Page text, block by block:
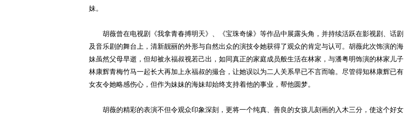
妹。
胡薇曾在电视剧《我拿青春搏明天》、《宝珠奇缘》等作品中展露头角，并持续活跃在影视剧、话剧
及音乐剧的舞台上，清新靓丽的外形与自然出众的演技令她获得了观众的肯定与认可。胡薇此次饰演的海
妹虽然父母早逝，但却被永福叔视若己出，如同真正的家庭成员般生活在林家，与潘粤明饰演的林家儿子
林康辉青梅竹马一起长大再加上永福叔的撮合，让她误以为二人关系早已不言而喻。尽管得知林康辉已有
女友令她略感伤心，但作为妹妹的海妹却始终支持着他的事业，帮他圆梦。
胡薇的精彩的表演不但令观众印象深刻，更将一个纯真、善良的女孩儿刻画的入木三分，使这个好女